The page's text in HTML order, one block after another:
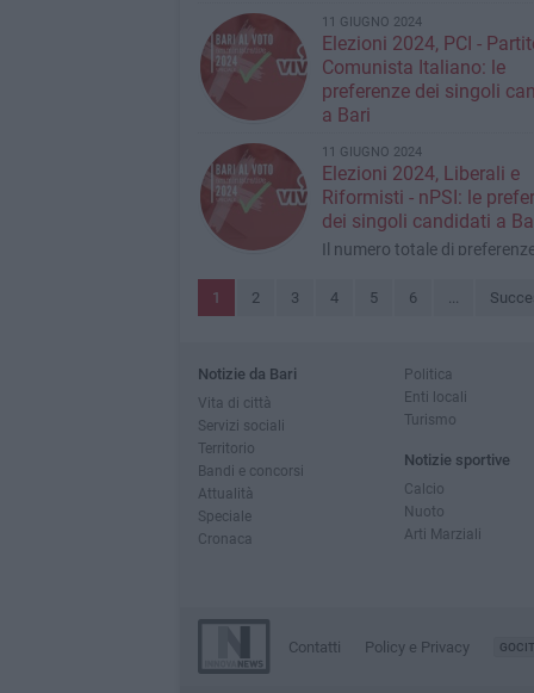
11 GIUGNO 2024
Elezioni 2024, PCI -
Comunista Italiano: le
preferenze dei singoli
a Bari
Il numero totale di preferenze per
l'intera lista è 596
11 GIUGNO 2024
Elezioni 2024, Liberali e
Riformisti - nPSI: le
dei singoli candidati a
Il numero totale di
1 2 3 4 5 6 ...
Notizie da Bari
Vita di città
Servizi sociali
Territorio
Bandi e concorsi
Attualità
Speciale
Cronaca
Politica
Enti locali
Turismo
Notizie sportive
Calcio
Nuoto
Arti Marziali
Contatti Policy e Privacy